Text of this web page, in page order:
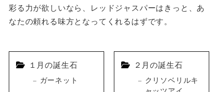
彩る力が欲しいなら、レッドジャスパーはきっと、あ
なたの頼れる味方となってくれるはずです。
１月の誕生石
ガーネット
２月の誕生石
クリソベリルキ